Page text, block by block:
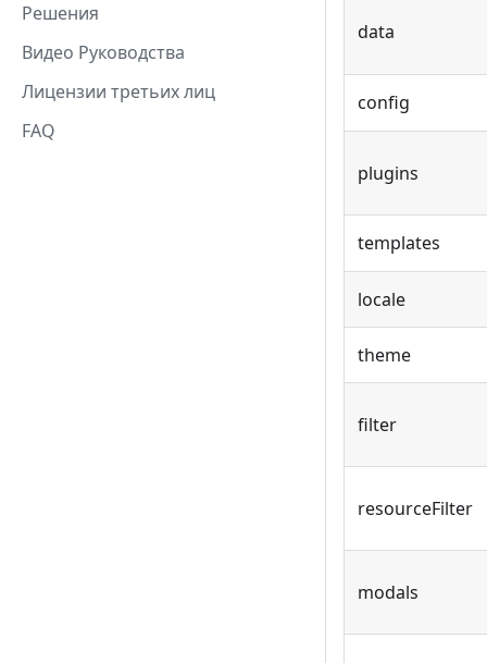
Решения
Видео Руководства
Лицензии третьих лиц
FAQ
data
config
plugins
templates
locale
theme
filter
resourceFilter
modals